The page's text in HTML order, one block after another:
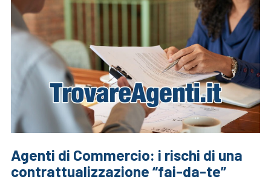
Agenti di Commercio: i rischi di una
contrattualizzazione “fai-da-te”